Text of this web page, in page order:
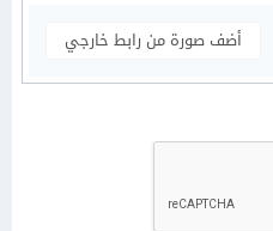
أضف صورة من رابط خارجي